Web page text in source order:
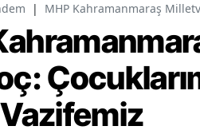
| MHP Kahramanmaraş